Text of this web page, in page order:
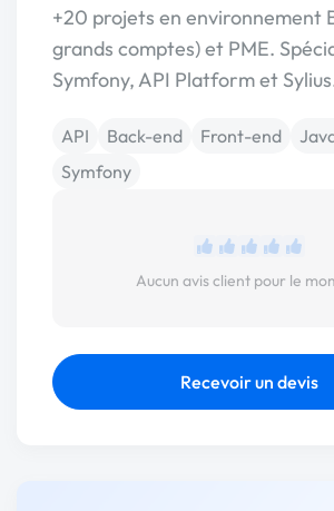
+20 projets en environnement
grands comptes) et PME.
Symfony, API Platform et
API Back-end Front-end
Symfony
Aucun avis client pour le
Recevoir un devis